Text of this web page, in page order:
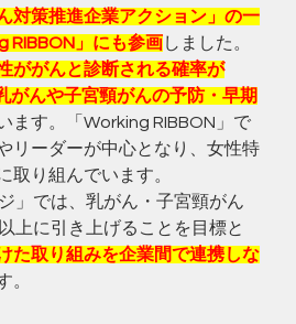
ん対策推進企業アクション」の一
RIBBON」にも参画 しました。
ががんと診断される確率が
がんや子宮頸がんの予防・早期
ます。「Working RIBBON」で
リーダーが中心となり、女性特
取り組んでいます。
」では、乳がん・子宮頸がん
上に引き上げることを目標と
た取り組みを企業間で連携しな
。